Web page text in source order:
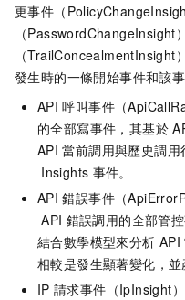
更事件（
（PasswordChangeInsight
（TrailConcealmentInsight
發生時的一條開始事件和該
API 呼叫事件（
的全部寫事件，其基於
API 當前調用與歷史調
Insights 事件。
API 錯誤事件（
API 錯誤調用的全部管
結合數學模型來分析 API
相較是發生顯著變化，並
IP 請求事件（IpInsight